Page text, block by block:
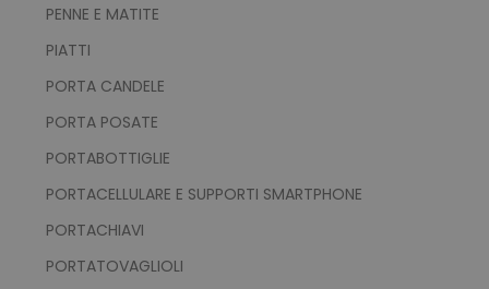
PENNE E MATITE
PIATTI
PORTA CANDELE
PORTA POSATE
PORTABOTTIGLIE
PORTACELLULARE E SUPPORTI SMARTPHONE
PORTACHIAVI
PORTATOVAGLIOLI
PERFORMANCE
FUNZIONALITÀ
NON CLASSIFICATI
Strettamente necessari